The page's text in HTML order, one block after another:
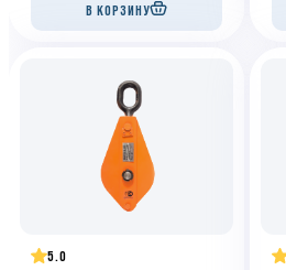
В КОРЗИНУ
5.0